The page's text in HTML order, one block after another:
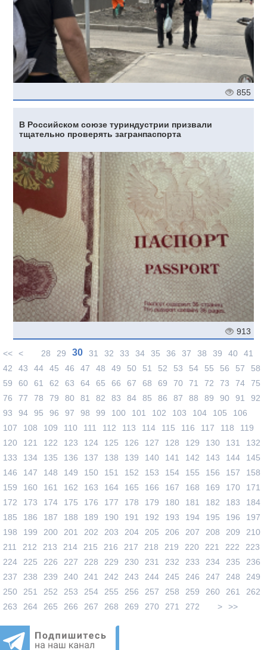
855
В Российском союзе туриндустрии призвали
тщательно проверять загранпаспорта
913
<< < 28 29 30 31 32 33 34 35 36 37 38 39 40
41
42
43 44 45 46 47 48 49 50 51 52 53 54 55 56 57
58
59
60 61 62 63 64 65 66 67 68 69 70 71 72 73 74
75
76
77 78 79 80 81 82 83 84 85 86 87 88 89 90 91
92
93
94 95 96 97 98 99 100 101 102 103 104 105
106
107
108 109 110 111 112 113 114 115 116 117 118
119
120
121 122 123 124 125 126 127 128 129 130 131
132
133
134 135 136 137 138 139 140 141 142 143 144
145
146
147 148 149 150 151 152 153 154 155 156 157
158
159
160 161 162 163 164 165 166 167 168 169 170
171
172
173 174 175 176 177 178 179 180 181 182 183
184
185
186 187 188 189 190 191 192 193 194 195 196
197
198
199 200 201 202 203 204 205 206 207 208 209
210
211
212 213 214 215 216 217 218 219 220 221 222
223
224
225 226 227 228 229 230 231 232 233 234 235
236
237
238 239 240 241 242 243 244 245 246 247 248
249
250
251 252 253 254 255 256 257 258 259 260 261
262
263
264 265 266 267 268 269 270 271 272 > >>